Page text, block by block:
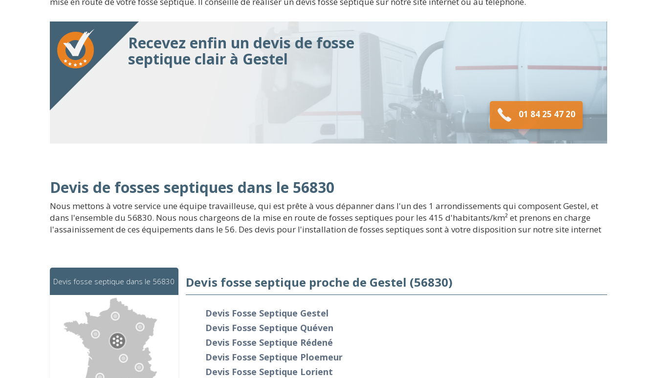
Recevez enfin un devis de fosse
septique clair à Gestel
01 84 25 47 20
Devis de fosses septiques dans le 56830
Nous mettons à votre service une équipe travailleuse, qui est prête à vous dépanner dans l'un des 1 arrondissements qui composent Gestel, et
dans l'ensemble du 56830. Nous nous chargeons de la mise en route de fosses septiques pour les 415 d'habitants/km² et prenons en charge
l'assainissement de ces équipements dans le 56. Des devis pour l'installation de fosses septiques sont à votre disposition sur notre site internet
Devis fosse septique dans le 56830 Devis fosse septique proche de Gestel (56830)
Devis Fosse Septique Gestel
Devis Fosse Septique Quéven
Devis Fosse Septique Rédené
Devis Fosse Septique Ploemeur
Devis Fosse Septique Lorient